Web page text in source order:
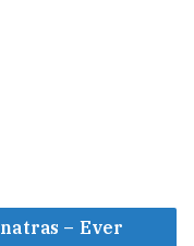
– Ever